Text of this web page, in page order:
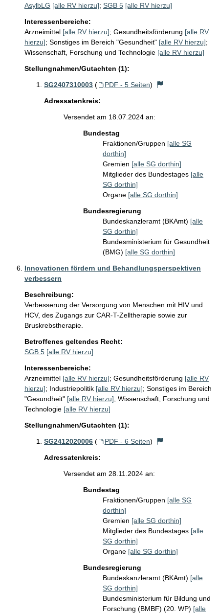
AsylbLG [alle RV hierzu]; SGB 5 [alle RV hierzu]
Interessenbereiche:
Arzneimittel [alle RV hierzu]; Gesundheitsförderung [alle RV
hierzu]; Sonstiges im Bereich "Gesundheit" [alle RV hierzu];
Wissenschaft, Forschung und Technologie [alle RV hierzu]
Stellungnahmen/Gutachten (1):
SG2407310003 ( PDF - 5 Seiten)
Adressatenkreis:
Versendet am 18.07.2024 an:
Bundestag
Fraktionen/Gruppen [alle SG
dorthin]
Gremien [alle SG dorthin]
Mitglieder des Bundestages [alle
SG dorthin]
Organe [alle SG dorthin]
Bundesregierung
Bundeskanzleramt (BKAmt) [alle
SG dorthin]
Bundesministerium für Gesundheit
(BMG) [alle SG dorthin]
Innovationen fördern und Behandlungsperspektiven
verbessern
Beschreibung:
Verbesserung der Versorgung von Menschen mit HIV und
HCV, des Zugangs zur CAR-T-Zelltherapie sowie zur
Bruskrebstherapie.
Betroffenes geltendes Recht:
SGB 5 [alle RV hierzu]
Interessenbereiche:
Arzneimittel [alle RV hierzu]; Gesundheitsförderung [alle RV
hierzu]; Industriepolitik [alle RV hierzu]; Sonstiges im Bereich
"Gesundheit" [alle RV hierzu]; Wissenschaft, Forschung und
Technologie [alle RV hierzu]
Stellungnahmen/Gutachten (1):
SG2412020006 ( PDF - 6 Seiten)
Adressatenkreis:
Versendet am 28.11.2024 an:
Bundestag
Fraktionen/Gruppen [alle SG
dorthin]
Gremien [alle SG dorthin]
Mitglieder des Bundestages [alle
SG dorthin]
Organe [alle SG dorthin]
Bundesregierung
Bundeskanzleramt (BKAmt) [alle
SG dorthin]
Bundesministerium für Bildung und
Forschung (BMBF) (20. WP) [alle